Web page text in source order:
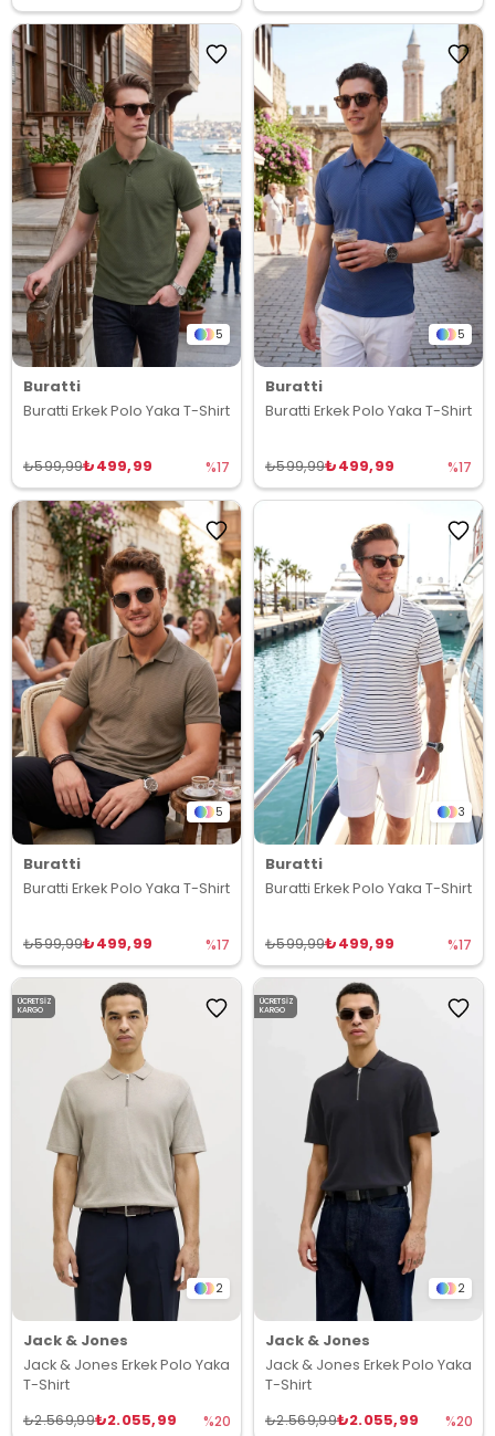
5
Buratti
Buratti Erkek Polo Yaka T-Shirt
₺499,99
₺599,99 %17
5
Buratti
Buratti Erkek Polo Yaka T-Shirt
₺499,99
₺599,99 %17
5
Buratti
Buratti Erkek Polo Yaka T-Shirt
₺499,99
₺599,99 %17
3
Buratti
Buratti Erkek Polo Yaka T-Shirt
₺499,99
₺599,99 %17
2
Jack & Jones
Jack & Jones Erkek Polo Yaka
T-Shirt
₺2.055,99
₺2.569,99 %20
ÜCRETSIZ
KARGO
2
Jack & Jones
Jack & Jones Erkek Polo Yaka
T-Shirt
₺2.055,99
₺2.569,99 %20
ÜCRETSIZ
KARGO